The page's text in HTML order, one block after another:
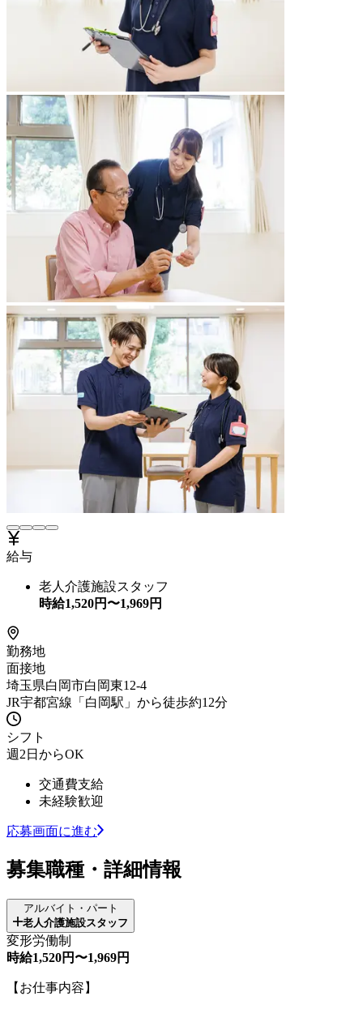
給与
老人介護施設スタッフ
時給1,520円〜1,969円
勤務地
面接地
埼玉県白岡市白岡東12-4
JR宇都宮線「白岡駅」から徒歩約12分
シフト
週2日からOK
交通費支給
未経験歓迎
応募画面に進む
募集職種・詳細情報
アルバイト・パート
老人介護施設スタッフ
変形労働制
時給1,520円〜1,969円
【お仕事内容】